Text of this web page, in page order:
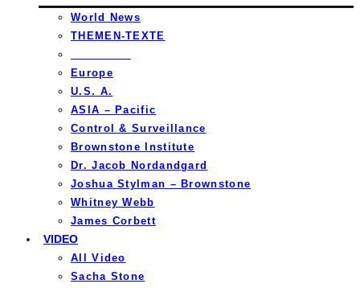
World News
THEMEN-TEXTE
Europe
U.S. A.
ASIA – Pacific
Control & Surveillance
Brownstone Institute
Dr. Jacob Nordandgard
Joshua Stylman – Brownstone
Whitney Webb
James Corbett
VIDEO
All Video
Sacha Stone